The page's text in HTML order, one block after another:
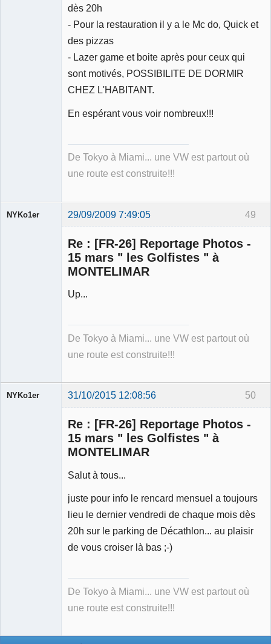
dès 20h
- Pour la restauration il y a le Mc do, Quick et
des pizzas
- Lazer game et boite après pour ceux qui
sont motivés, POSSIBILITE DE DORMIR
CHEZ L'HABITANT.
En espérant vous voir nombreux!!!
De Tokyo à Miami... une VW est partout où
une route est construite!!!
49
NYKo1er 29/09/2009 7:49:05
Re : [FR-26] Reportage Photos -
15 mars " les Golfistes " à
MONTELIMAR
Up...
De Tokyo à Miami... une VW est partout où
une route est construite!!!
50
NYKo1er 31/10/2015 12:08:56
Re : [FR-26] Reportage Photos -
15 mars " les Golfistes " à
MONTELIMAR
Salut à tous...
juste pour info le rencard mensuel a toujours
lieu le dernier vendredi de chaque mois dès
20h sur le parking de Décathlon... au plaisir
de vous croiser là bas ;-)
De Tokyo à Miami... une VW est partout où
une route est construite!!!